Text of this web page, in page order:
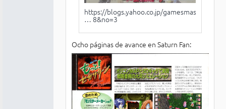
https://blogs.yahoo.co.jp/gamesmasa/GAL
… 8&no=3
Ocho páginas de avance en Saturn Fan: